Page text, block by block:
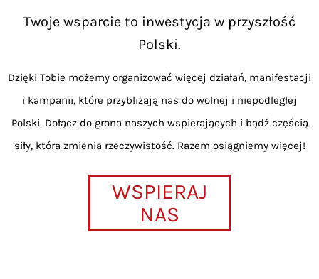
Twoje wsparcie to inwestycja w przyszłość
Polski.
Dzięki Tobie możemy organizować więcej działań, manifestacji
i kampanii, które przybliżają nas do wolnej i niepodległej
Polski. Dołącz do grona naszych wspierających i bądź częścią
siły, która zmienia rzeczywistość. Razem osiągniemy więcej!
WSPIERAJ
NAS